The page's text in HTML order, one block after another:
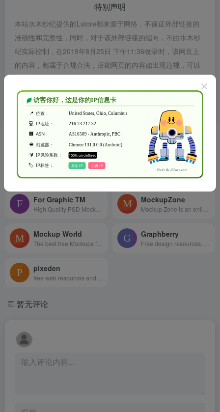
特别声明
本站水木纱纪提供的Lstore都来源于网络，不保证外部链接的
准确性和完整性，同时，对于该外部链接的指向，不由水木纱
纪实际控制，在2019年8月25日 下午11:36收录时，该网页上
的内容，都属于合规合法，后期网页的内容如出现违规，可以
水木纱纪致力于优质、实用的网络站点资源收集与分享！
相关导航
Dunnnk Threed
For Graphic TM MockupZone
Mockup World Graphberry
pixeden
暂无评论